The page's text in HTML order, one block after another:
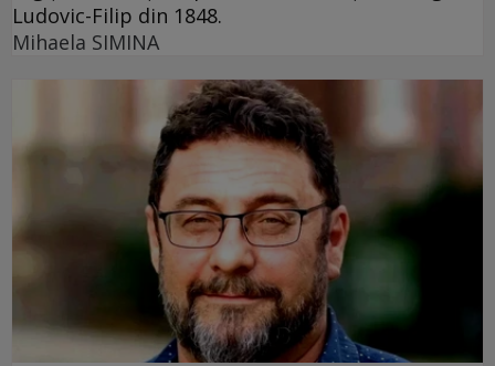
Ludovic-Filip din 1848.
Mihaela SIMINA